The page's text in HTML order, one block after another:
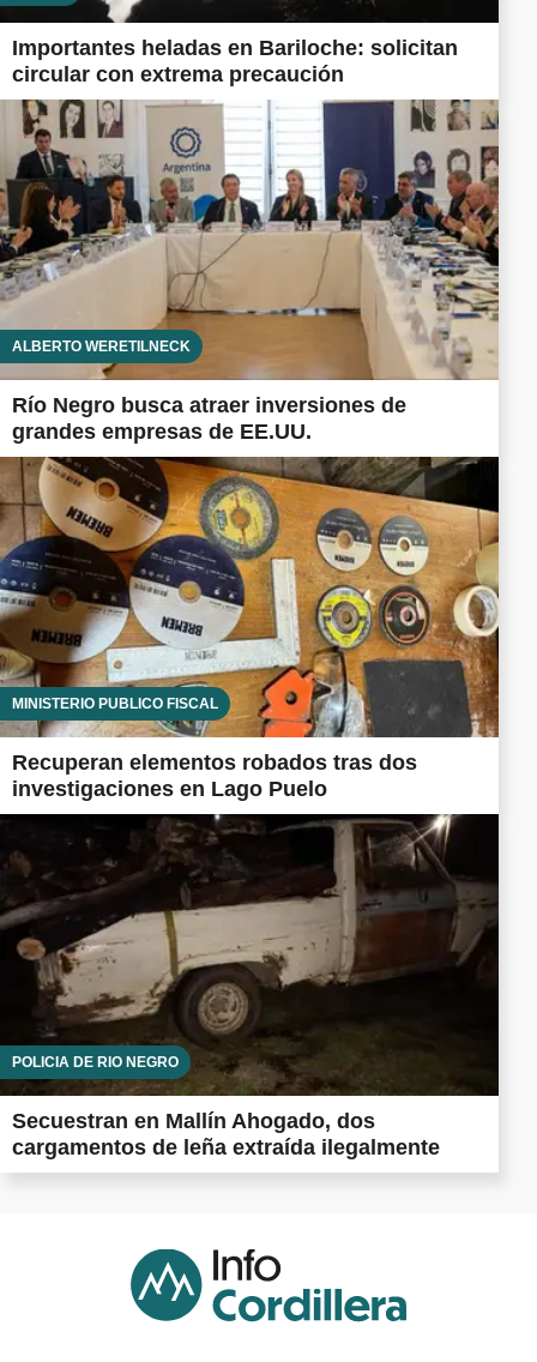
Importantes heladas en Bariloche: solicitan
circular con extrema precaución
ALBERTO WERETILNECK
Río Negro busca atraer inversiones de
grandes empresas de EE.UU.
MINISTERIO PÚBLICO FISCAL
Recuperan elementos robados tras dos
investigaciones en Lago Puelo
POLICÍA DE RÍO NEGRO
Secuestran en Mallín Ahogado, dos
cargamentos de leña extraída ilegalmente